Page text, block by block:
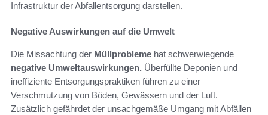
Infrastruktur der Abfallentsorgung darstellen.
Negative Auswirkungen auf die Umwelt
Die Missachtung der Müllprobleme hat schwerwiegende
negative Umweltauswirkungen. Überfüllte Deponien und
ineffiziente Entsorgungspraktiken führen zu einer
Verschmutzung von Böden, Gewässern und der Luft.
Zusätzlich gefährdet der unsachgemäße Umgang mit Abfällen